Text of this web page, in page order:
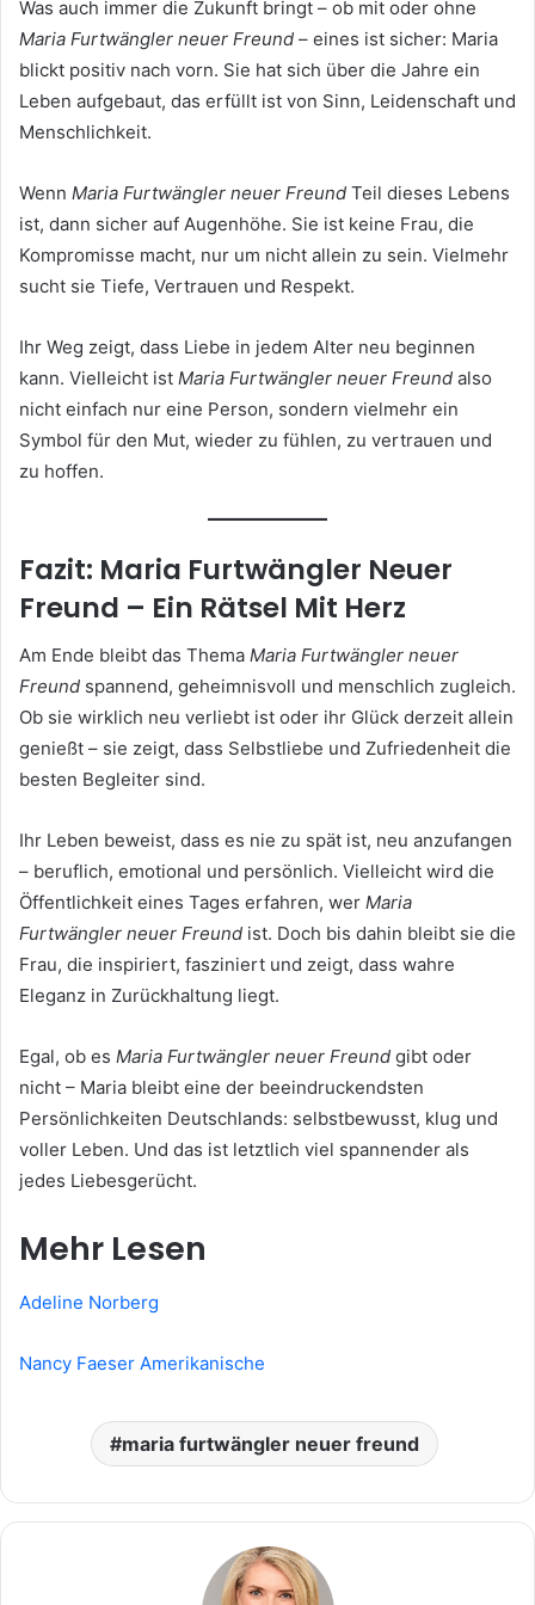
Was auch immer die Zukunft bringt – ob mit oder ohne
Maria Furtwängler neuer Freund – eines ist sicher: Maria
blickt positiv nach vorn. Sie hat sich über die Jahre ein
Leben aufgebaut, das erfüllt ist von Sinn, Leidenschaft und
Menschlichkeit.
Wenn Maria Furtwängler neuer Freund Teil dieses Lebens
ist, dann sicher auf Augenhöhe. Sie ist keine Frau, die
Kompromisse macht, nur um nicht allein zu sein. Vielmehr
sucht sie Tiefe, Vertrauen und Respekt.
Ihr Weg zeigt, dass Liebe in jedem Alter neu beginnen
kann. Vielleicht ist Maria Furtwängler neuer Freund also
nicht einfach nur eine Person, sondern vielmehr ein
Symbol für den Mut, wieder zu fühlen, zu vertrauen und
zu hoffen.
Fazit: Maria Furtwängler Neuer
Freund – Ein Rätsel Mit Herz
Am Ende bleibt das Thema Maria Furtwängler neuer
Freund spannend, geheimnisvoll und menschlich zugleich.
Ob sie wirklich neu verliebt ist oder ihr Glück derzeit allein
genießt – sie zeigt, dass Selbstliebe und Zufriedenheit die
besten Begleiter sind.
Ihr Leben beweist, dass es nie zu spät ist, neu anzufangen
– beruflich, emotional und persönlich. Vielleicht wird die
Öffentlichkeit eines Tages erfahren, wer Maria
Furtwängler neuer Freund ist. Doch bis dahin bleibt sie die
Frau, die inspiriert, fasziniert und zeigt, dass wahre
Eleganz in Zurückhaltung liegt.
Egal, ob es Maria Furtwängler neuer Freund gibt oder
nicht – Maria bleibt eine der beeindruckendsten
Persönlichkeiten Deutschlands: selbstbewusst, klug und
voller Leben. Und das ist letztlich viel spannender als
jedes Liebesgerücht.
Mehr Lesen
Adeline Norberg
Nancy Faeser Amerikanische
maria furtwängler neuer freund